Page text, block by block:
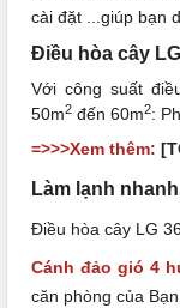
cài đặt ...giúp bạn
Điều hòa cây
Với công suất
50m2 đến 60m2:
=>>>Xem thêm:
Làm lạnh
Điều hòa cây LG
Cánh đảo gió 4
căn phòng của